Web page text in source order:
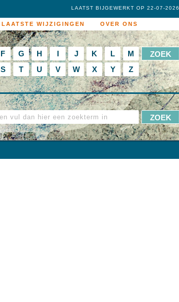
LAATSTE WIJZIGINGEN OVER ONS
LAATST BIJGEWERKT OP 22-07-2026
F G H I J K L
M
S T U V W X Y Z